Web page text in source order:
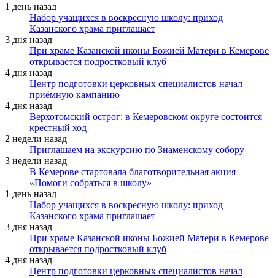
1 день назад
Набор учащихся в воскресную школу: приход
Казанского храма приглашает
3 дня назад
При храме Казанской иконы Божией Матери в Кемерове
открывается подростковый клуб
4 дня назад
Центр подготовки церковных специалистов начал
приёмную кампанию
4 дня назад
Верхотомский острог: в Кемеровском округе состоится
крестный ход
2 недели назад
Приглашаем на экскурсию по Знаменскому собору
3 недели назад
В Кемерове стартовала благотворительная акция
«Помоги собраться в школу»
1 день назад
Набор учащихся в воскресную школу: приход
Казанского храма приглашает
3 дня назад
При храме Казанской иконы Божией Матери в Кемерове
открывается подростковый клуб
4 дня назад
Центр подготовки церковных специалистов начал